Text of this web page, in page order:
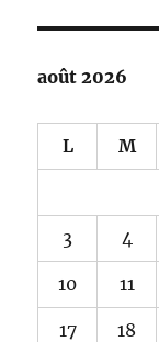
août 2026
L M
3 4
10 11
17 18